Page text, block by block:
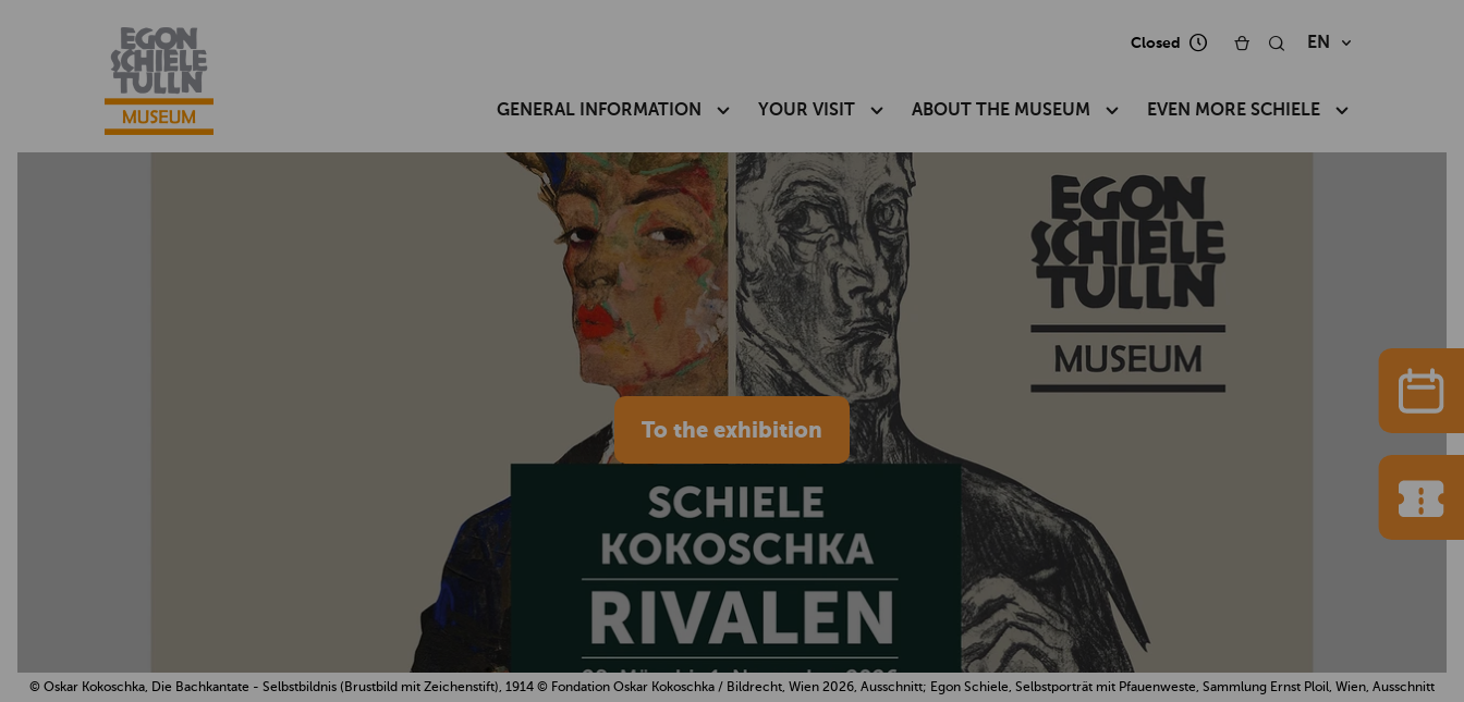
Closed EN
GENERAL INFORMATION YOUR VISIT ABOUT THE MUSEUM EVEN MORE SCHIELE
To the exhibition
© Oskar Kokoschka, Die Bachkantate - Selbstbildnis (Brustbild mit Zeichenstift), 1914 © Fondation Oskar Kokoschka / Bildrecht, Wien 2026, Ausschnitt; Egon Schiele, Selbstporträt mit Pfauenweste, Sammlung Ernst Ploil, Wien, Ausschnitt